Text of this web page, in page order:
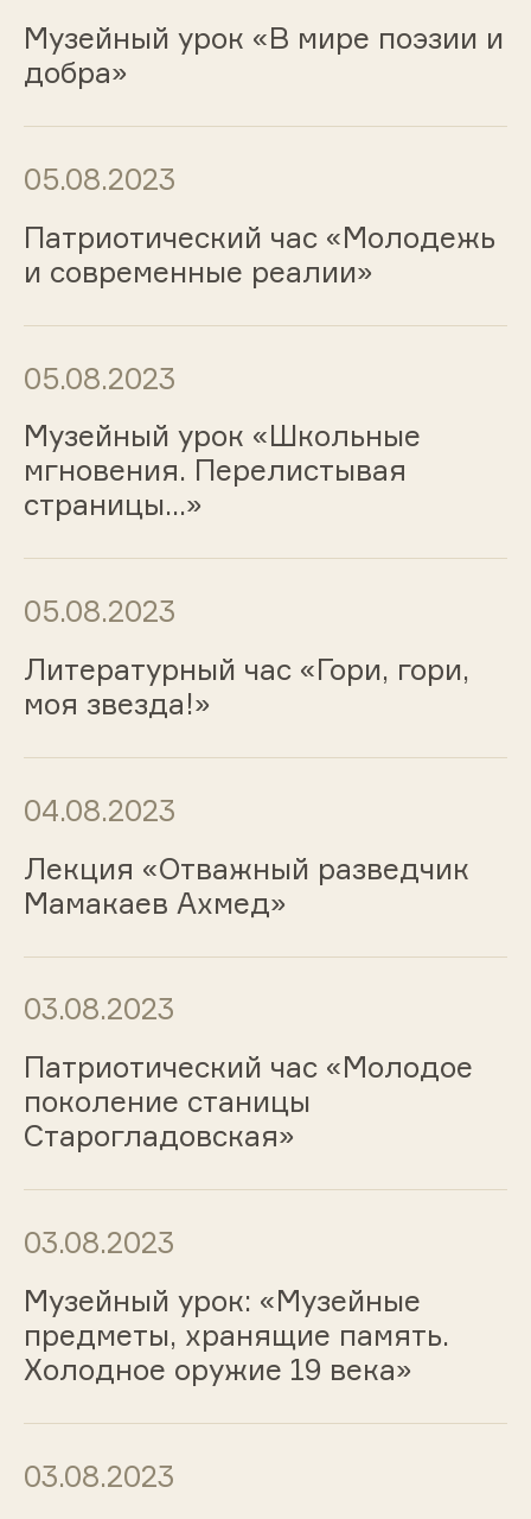
Музейный урок «В мире поэзии и
добра»
05.08.2023
Патриотический час «Молодежь
и современные реалии»
05.08.2023
Музейный урок «Школьные
мгновения. Перелистывая
страницы…»
05.08.2023
Литературный час «Гори, гори,
моя звезда!»
04.08.2023
Лекция «Отважный разведчик
Мамакаев Ахмед»
03.08.2023
Патриотический час «Молодое
поколение станицы
Старогладовская»
03.08.2023
Музейный урок: «Музейные
предметы, хранящие память.
Холодное оружие 19 века»
03.08.2023